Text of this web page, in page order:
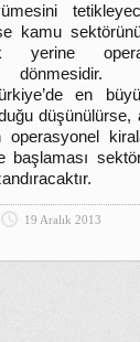
kamu
yerine
dönmesidir.
en
düşünülürse,
operasyonel
başlaması
19 Aralık 2013